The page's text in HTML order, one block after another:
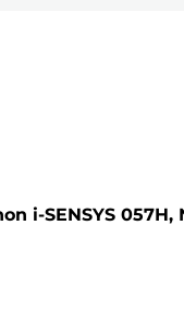
i-SENSYS 057H,